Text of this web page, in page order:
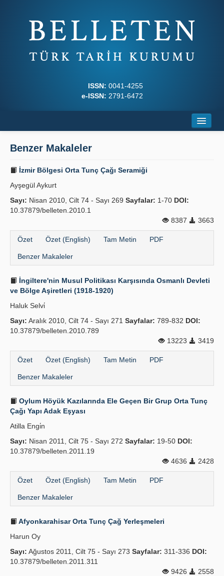
ISSN: 0041-4255
e-ISSN: 2791-6472
Yazım Kuralları
Yayın Politikaları
Kılavuzlar
İletişim
Benzer Makaleler
İzmir Bölgesi Orta Tunç Çağı Seramiği
Ayşegül Aykurt
Sayı: Nisan 2010, Cilt 74 - Sayı 269 Sayfalar: 1-70 DOI:
10.37879/belleten.2010.1
8387
3663
Özet Özet (English) Tam Metin PDF
Benzer Makaleler
İngiltere'nin Musul Politikası Karşısında Osmanlı Devleti
ve Bölge Aşiretleri (1918-1920)
Haluk Selvi̇
Sayı: Aralık 2010, Cilt 74 - Sayı 271 Sayfalar: 789-832 DOI:
10.37879/belleten.2010.789
13223
3419
Özet Özet (English) Tam Metin PDF
Benzer Makaleler
Oylum Höyük Kazılarında Ele Geçen Bir Grup Orta Tunç
Çağı Yapı Adak Eşyası
Atilla Engi̇n
Sayı: Nisan 2011, Cilt 75 - Sayı 272 Sayfalar: 19-50 DOI:
10.37879/belleten.2011.19
4636
2428
Özet Özet (English) Tam Metin PDF
Benzer Makaleler
Afyonkarahisar Orta Tunç Çağ Yerleşmeleri
Harun Oy
Sayı: Ağustos 2011, Cilt 75 - Sayı 273 Sayfalar: 311-336 DOI:
10.37879/belleten.2011.311
9426
2558